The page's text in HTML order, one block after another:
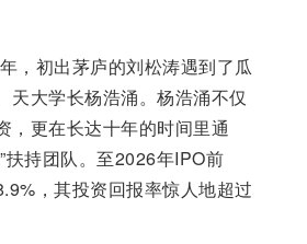
，初出茅庐的刘松涛遇到了瓜
天大学长杨浩涌。杨浩涌不仅
，更在长达十年的时间里通
扶持团队。至2026年IPO前
，其投资回报率惊人地超过